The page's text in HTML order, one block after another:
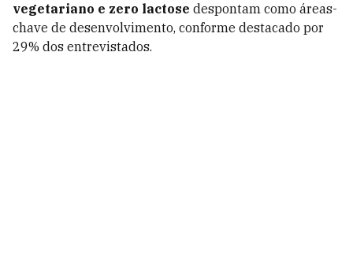
vegetariano e zero lactose despontam como áreas-
chave de desenvolvimento, conforme destacado por
29% dos entrevistados.